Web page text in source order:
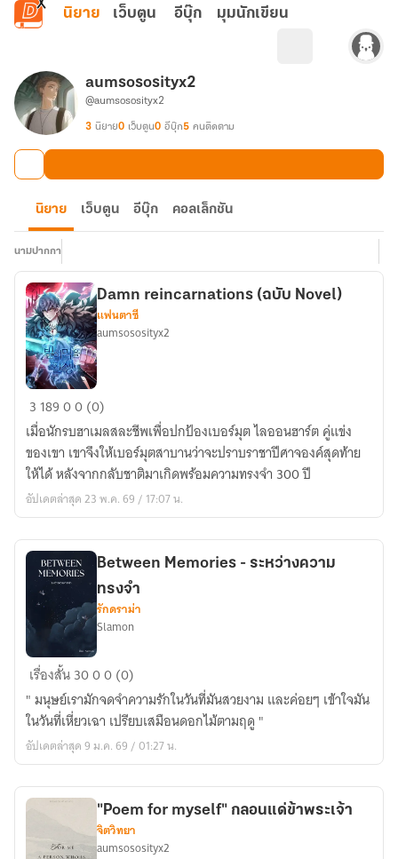
ข้ามไปยังเนื้อหาหลัก
นิยาย เว็บตูน อีบุ๊ก มุมนักเขียน
aumsososityx2
@aumsososityx2
3 นิยาย0 เว็บตูน0 อีบุ๊ก5 คนติดตาม
นิยาย เว็บตูน อีบุ๊ก คอลเล็กชัน
นามปากกา
Damn
reincarnations
(ฉบับ
Novel)
Damn reincarnations (ฉบับ Novel)
แฟนตาซี
aumsososityx2
3 18900 (0)
เมื่อนักรบฮาเมลสละชีพเพื่อปกป้องเบอร์มุต ไลออนฮาร์ต คู่แข่ง
ของเขา เขาจึงให้เบอร์มุตสาบานว่าจะปราบราชาปีศาจองค์สุดท้าย
ให้ได้ หลังจากกลับชาติมาเกิดพร้อมความทรงจำ 300 ปี
อัปเดตล่าสุด 23 พ.ค. 69 / 17:07 น.
Between
Memories
-
ระหว่าง
ความ
จำ
Between Memories - ระหว่างความ
ทรงจำ
รักดราม่า
Slamon
เรื่องสั้น3000 (0)
" มนุษย์เรามักจดจำความรักในวันที่มันสวยงาม และค่อยๆ เข้าใจมัน
ในวันที่เหี่ยวเฉา เปรียบเสมือนดอกไม้ตามฤดู "
อัปเดตล่าสุด 9 ม.ค. 69 / 01:27 น.
"Poem for myself" กลอนแด่ข้าพระเจ้า
จิตวิทยา
aumsososityx2